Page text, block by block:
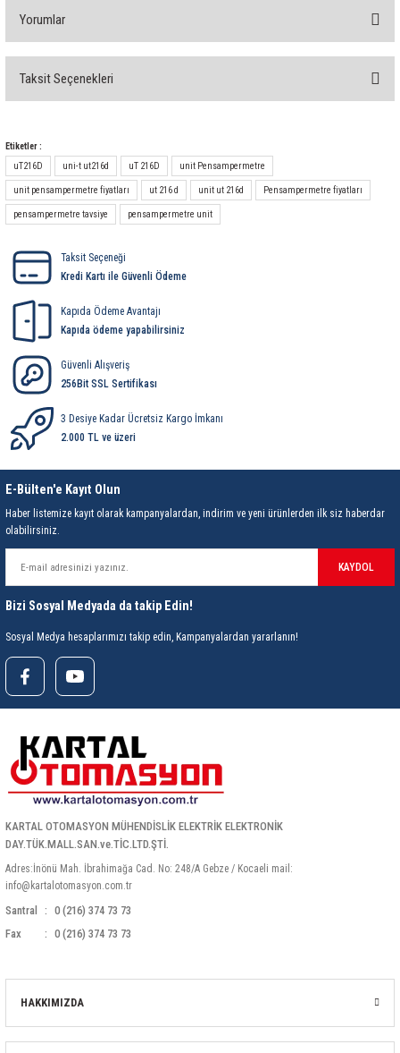
Yorumlar
Taksit Seçenekleri
Etiketler :
uT216D
uni-t ut216d uT 216D unit Pensampermetre
unit pensampermetre fiyatları ut 216 d unit ut 216d Pensampermetre fiyatları
pensampermetre tavsiye pensampermetre unit
3 Desiye Kadar Ücretsiz Kargo İmkanı
2.000 TL ve üzeri
Kapıda Ödeme Avantajı
Kapıda ödeme yapabilirsiniz
Güvenli Alışveriş
256Bit SSL Sertifikası
Taksit Seçeneği
Kredi Kartı ile Güvenli Ödeme
E-Bülten'e Kayıt Olun
Haber listemize kayıt olarak kampanyalardan, indirim ve yeni ürünlerden ilk siz haberdar
olabilirsiniz.
KAYDOL
Bizi Sosyal Medyada da takip Edin!
Sosyal Medya hesaplarımızı takip edin, Kampanyalardan yararlanın!
KARTAL OTOMASYON MÜHENDİSLİK ELEKTRİK ELEKTRONİK
DAY.TÜK.MALL.SAN.ve.TİC.LTD.ŞTİ.
Adres:İnönü Mah. İbrahimağa Cad. No: 248/A Gebze / Kocaeli mail:
info@kartalotomasyon.com.tr
Santral
0 (216) 374 73 73
Fax
0 (216) 374 73 73
HAKKIMIZDA